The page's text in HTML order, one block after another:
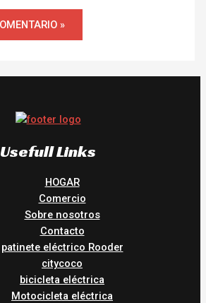
Usefull Links
HOGAR
Comercio
Sobre nosotros
Contacto
patinete eléctrico Rooder
citycoco
bicicleta eléctrica
Motocicleta eléctrica